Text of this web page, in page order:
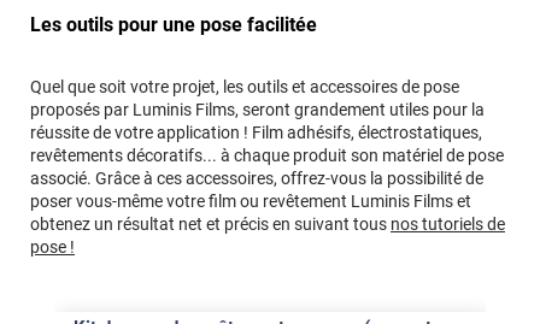
Les outils pour une pose facilitée
Quel que soit votre projet, les outils et accessoires de pose
proposés par Luminis Films, seront grandement utiles pour la
réussite de votre application ! Film adhésifs, électrostatiques,
revêtements décoratifs... à chaque produit son matériel de pose
associé. Grâce à ces accessoires, offrez-vous la possibilité de
poser vous-même votre film ou revêtement Luminis Films et
obtenez un résultat net et précis en suivant tous nos tutoriels de
pose !